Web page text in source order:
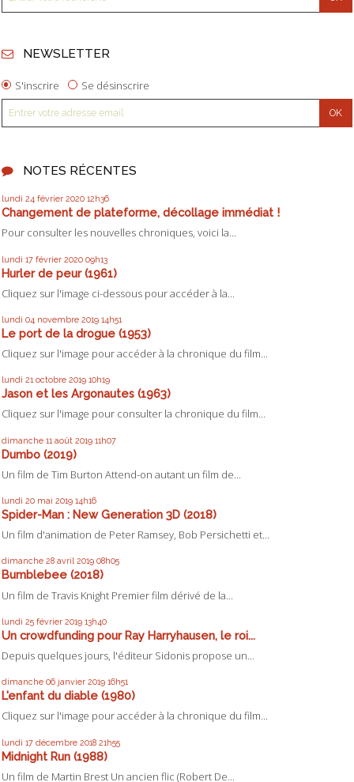
NEWSLETTER
S'inscrire Se désinscrire
NOTES RÉCENTES
lundi 24 février 2020 12h36
Changement de plateforme, décollage immédiat !
Pour consulter les nouvelles chroniques, voici la...
lundi 17 février 2020 09h13
Hurler de peur (1961)
Cliquez sur l'image ci-dessous pour accéder à la...
lundi 04 novembre 2019 14h51
Le port de la drogue (1953)
Cliquez sur l'image pour accéder à la chronique du film...
lundi 21 octobre 2019 10h19
Jason et les Argonautes (1963)
Cliquez sur l'image pour consulter la chronique du film...
dimanche 11 août 2019 11h07
Dumbo (2019)
Un film de Tim Burton Attend-on autant un film de...
lundi 20 mai 2019 14h16
Spider-Man : New Generation 3D (2018)
Un film d'animation de Peter Ramsey, Bob Persichetti et...
dimanche 28 avril 2019 08h05
Bumblebee (2018)
Un film de Travis Knight Premier film dérivé de la...
lundi 25 février 2019 13h40
Un crowdfunding pour Ray Harryhausen, le roi...
Depuis quelques jours, l'éditeur Sidonis propose un...
dimanche 06 janvier 2019 16h51
L'enfant du diable (1980)
Cliquez sur l'image pour accéder à la chronique du film...
lundi 17 décembre 2018 21h55
Midnight Run (1988)
Un film de Martin Brest Un ancien flic (Robert De...